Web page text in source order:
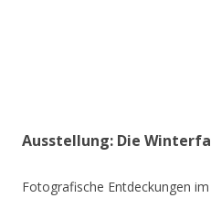
Ausstellung: Die
Fotografische Entdeckungen